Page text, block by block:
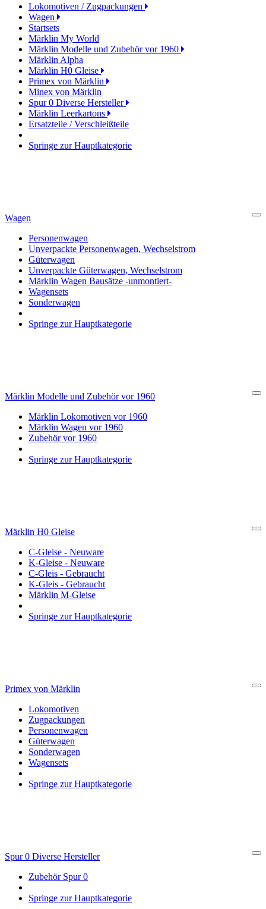
Lokomotiven / Zugpackungen
Wagen
Startsets
Märklin My World
Märklin Modelle und Zubehör vor 1960
Märklin Alpha
Märklin H0 Gleise
Primex von Märklin
Minex von Märklin
Spur 0 Diverse Hersteller
Märklin Leerkartons
Ersatzteile / Verschleißteile
Springe zur Hauptkategorie
Wagen
Personenwagen
Unverpackte Personenwagen, Wechselstrom
Güterwagen
Unverpackte Güterwagen, Wechselstrom
Märklin Wagen Bausätze -unmontiert-
Wagensets
Sonderwagen
Springe zur Hauptkategorie
Märklin Modelle und Zubehör vor 1960
Märklin Lokomotiven vor 1960
Märklin Wagen vor 1960
Zubehör vor 1960
Springe zur Hauptkategorie
Märklin H0 Gleise
C-Gleise - Neuware
K-Gleise - Neuware
C-Gleis - Gebraucht
K-Gleis - Gebraucht
Märklin M-Gleise
Springe zur Hauptkategorie
Primex von Märklin
Lokomotiven
Zugpackungen
Personenwagen
Güterwagen
Sonderwagen
Wagensets
Springe zur Hauptkategorie
Spur 0 Diverse Hersteller
Zubehör Spur 0
Springe zur Hauptkategorie